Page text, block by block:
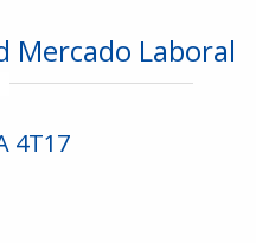
Mercado Laboral
4T17